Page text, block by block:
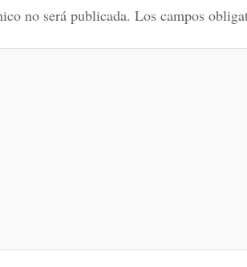
no será publicada. Los campos